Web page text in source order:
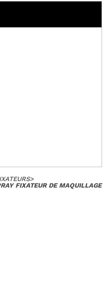
>
FIXATEUR DE MAQUILLAGE